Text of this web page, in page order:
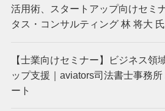
活用術、スタートアップ向けセミ
タス・コンサルティング 林 将大 氏
【士業向けセミナー】ビジネス領
ップ支援｜aviators司法書士事務
ート